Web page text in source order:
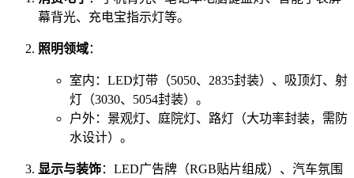
幕背光、充电宝指示灯等。
照明领域：
室内：LED灯带（5050、2835封装）、吸顶灯、射
灯（3030、5054封装）。
户外：景观灯、庭院灯、路灯（大功率封装，需防
水设计）。
显示与装饰：LED广告牌（RGB贴片组成）、汽车氛围